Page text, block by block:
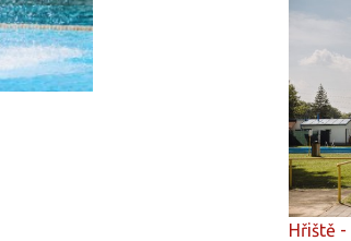
Hřiště -